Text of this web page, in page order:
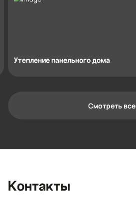
Утепление панельного дома
Смотреть все
Контактыopt@ecotermix.ru